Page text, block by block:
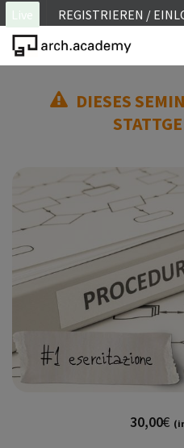
Live REGISTRIEREN /
ON SITE
FAQ
KONTAKT
DIESES
30,00€